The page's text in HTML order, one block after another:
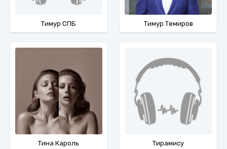
Тимур СПБ Тимур Темиров
Тина Кароль Тирамису